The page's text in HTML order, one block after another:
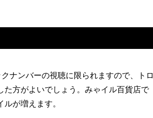
ナンバーの視聴に限られますので、トロ
方がよいでしょう。みゃイル百貨店で
が増えます。